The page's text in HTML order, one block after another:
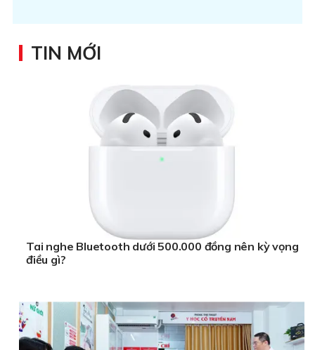
TIN MỚI
Tai nghe Bluetooth dưới 500.000 đồng nên kỳ vọng
điều gì?